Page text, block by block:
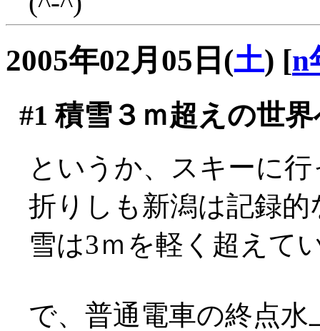
2005年02月05日(土) [n
#1 積雪３ｍ超えの世
というか、スキーに
折りしも新潟は記録
雪は3ｍを軽く超えて
で、普通電車の終点